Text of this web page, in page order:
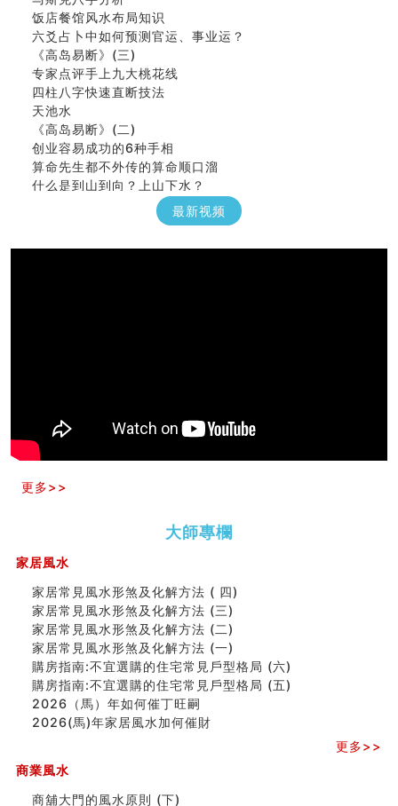
饭店餐馆风水布局知识
六爻占卜中如何预测官运、事业运？
《高岛易断》(三)
专家点评手上九大桃花线
四柱八字快速直断技法
天池水
《高岛易断》(二)
创业容易成功的6种手相
算命先生都不外传的算命顺口溜
什么是到山到向？上山下水？
六爻算卦：我能面试升职吗？
刘燮鈞讲人相 手相论财运
预测开店怎么样
口相與命運
六爻測住宅風水 (五)
汽车风水
四墓库真诠
套房風水怎麼看？ 租屋風水禁忌有哪些？搬家禁忌要注
精选1500个五行属金的字
玄空本义(九)
八字十神与坐基关系详解
精选1000个五行属土的字
人的面相看财运
玄空本义(八)
中國改革開放總設計師鄧小平命造 (名人八字淺析八）
测字（实例解释）
精选1000个五行属火的字
最新视频
更多>>
大師專欄
家居風水
家居常見風水形煞及化解方法 ( 四)
家居常見風水形煞及化解方法 (三)
家居常見風水形煞及化解方法 (二)
家居常見風水形煞及化解方法 (一)
購房指南:不宜選購的住宅常見戶型格局 (六)
購房指南:不宜選購的住宅常見戶型格局 (五)
2026（馬）年如何催丁旺嗣
2026(馬)年家居風水加何催財
更多>>
商業風水
商舖大門的風水原則 (下)